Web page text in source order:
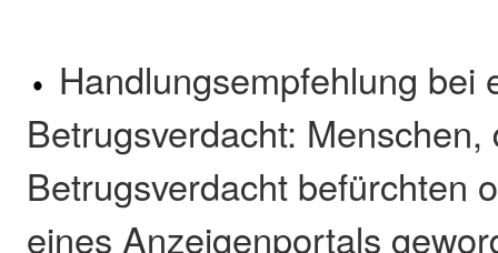
Handlungsempfehlung bei
Betrugsverdacht: Menschen,
Betrugsverdacht befürchten
eines Anzeigenportals